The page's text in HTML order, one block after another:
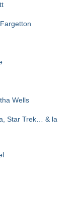
Wells
Star Trek… & la